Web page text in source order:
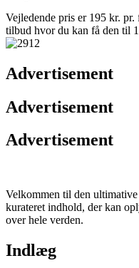
Vejledende pris er 195 kr. pr.
tilbud hvor du kan få den til
Advertisement
Advertisement
Advertisement
Velkommen til den
kurateret indhold, der kan
over hele verden.
Indlæg